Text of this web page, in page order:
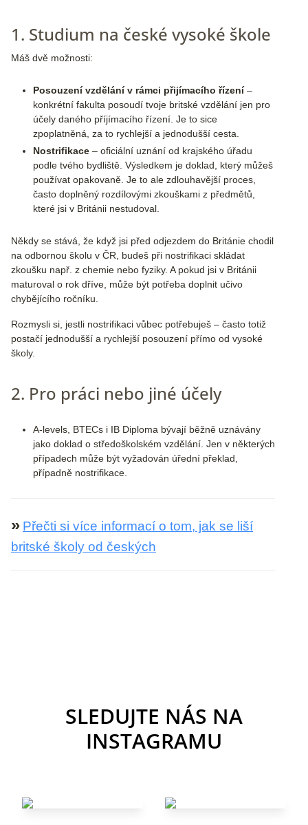
1. Studium na české vysoké škole
Máš dvě možnosti:
Posouzení vzdělání v rámci přijímacího řízení–
konkrétní fakulta posoudí tvoje britské vzdělání jen pro
účely daného příjímacího řízení. Je to sice
zpoplatněná, za to rychlejší a jednodušší cesta.
Nostrifikace – oficiální uznání od krajského úřadu
podle tvého bydliště. Výsledkem je doklad, který můžeš
používat opakovaně. Je to ale zdlouhavější proces,
často doplněný rozdílovými zkouškami z předmětů,
které jsi v Británii nestudoval.
Někdy se stává, že když jsi před odjezdem do Británie chodil
na odbornou školu v ČR, budeš při nostrifikaci skládat
zkoušku např. z chemie nebo fyziky. A pokud jsi v Británii
maturoval o rok dříve, může být potřeba doplnit učivo
chybějícího ročníku.
Rozmysli si, jestli nostrifikaci vůbec potřebuješ – často totiž
postačí jednodušší a rychlejší posouzení přímo od vysoké
školy.
2. Pro práci nebo jiné účely
A-levels, BTECs i IB Diploma bývají běžně uznávány
jako doklad o středoškolském vzdělání. Jen v některých
případech může být vyžadován úřední překlad,
případně nostrifikace.
» Přečti si více informací o tom, jak se liší
britské školy od českých
SLEDUJTE NÁS NA
INSTAGRAMU